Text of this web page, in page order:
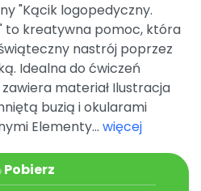
"Kącik logopedyczny.
to kreatywna pomoc, która
nastrój poprzez
Idealna do ćwiczeń
materiał Ilustracja
buzią i okularami
Elementy... więcej
Pobierz